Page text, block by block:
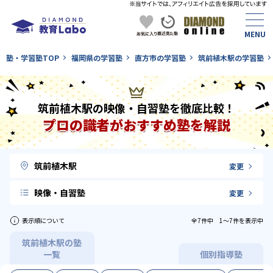
塾・学習塾TOP 福岡県の学習塾 直方市の学習塾 筑前植木駅の学習塾
筑前植木駅の映像・自習塾を徹底比較！
プロの識者がおすすめ塾を解説
筑前植木駅 変更
映像・自習塾 変更
表示順について 全7件中 1〜7件を表示中
筑前植木駅の塾
一覧
個別指導塾